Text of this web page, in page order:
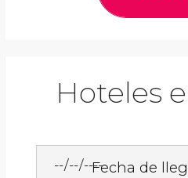
Hoteles
Fecha de